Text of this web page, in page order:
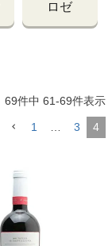
ロゼ
69件中 61-69件表示
1 … 3 4